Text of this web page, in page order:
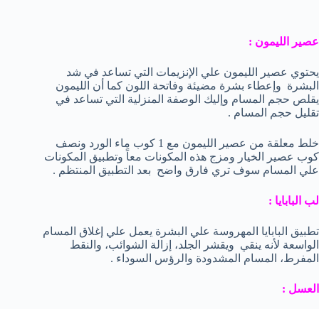
عصير الليمون :
يحتوي عصير الليمون علي الإنزيمات التي تساعد في شد
البشرة وإعطاء بشرة مضيئة وفاتحة اللون كما أن الليمون
يقلص حجم المسام وإليك الوصفة المنزلية التي تساعد في
تقليل حجم المسام .
خلط معلقة من عصير الليمون مع 1 كوب ماء الورد ونصف
كوب عصير الخيار ومزج هذه المكونات معاً وتطبيق المكونات
علي المسام سوف تري فارق واضح بعد التطبيق المنتظم .
لب البابايا :
تطبيق البابايا المهروسة علي البشرة يعمل علي إغلاق المسام
الواسعة لأنه ينقي ويقشر الجلد، إزالة الشوائب، والنقط
المفرط، المسام المشدودة والرؤس السوداء .
العسل :